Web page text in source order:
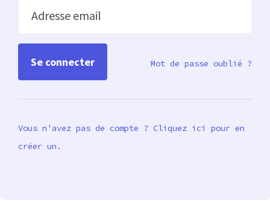
Adresse email
Mot de passe oublié ?
Vous n'avez pas de compte ? Cliquez ici pour en
créer un.